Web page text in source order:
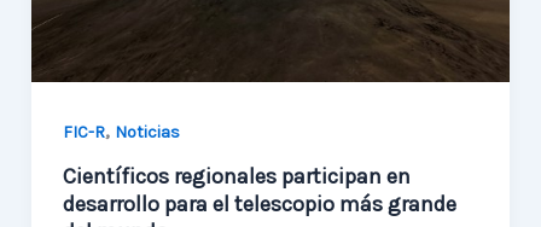
FIC-R, Noticias
Científicos regionales participan en
desarrollo para el telescopio más grande